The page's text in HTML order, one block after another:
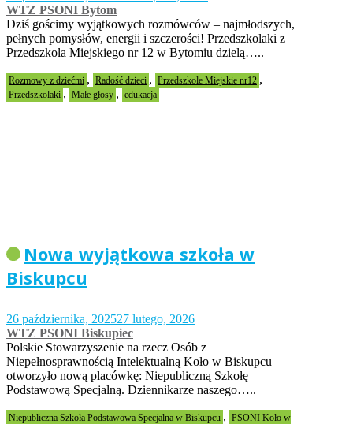
WTZ PSONI Bytom
Dziś gościmy wyjątkowych rozmówców – najmłodszych,
pełnych pomysłów, energii i szczerości! Przedszkolaki z
Przedszkola Miejskiego nr 12 w Bytomiu dzielą…..
Rozmowy z dziećmi , Radość dzieci , Przedszkole Miejskie nr12 ,
Przedszkolaki , Małe głosy , edukacja
Nowa wyjątkowa szkoła w
Biskupcu
26 października, 202527 lutego, 2026
WTZ PSONI Biskupiec
Polskie Stowarzyszenie na rzecz Osób z
Niepełnosprawnością Intelektualną Koło w Biskupcu
otworzyło nową placówkę: Niepubliczną Szkołę
Podstawową Specjalną. Dziennikarze naszego…..
Niepubliczna Szkoła Podstawowa Specjalna w Biskupcu , PSONI Koło w